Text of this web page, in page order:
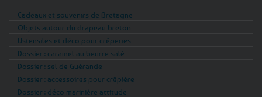
Cadeaux et souvenirs de Bretagne
Objets autour du drapeau breton
Ustensiles et déco pour crêperies
Dossier : caramel au beurre salé
Dossier : sel de Guérande
Dossier : accessoires pour crêpière
Dossier : déco marinière attitude